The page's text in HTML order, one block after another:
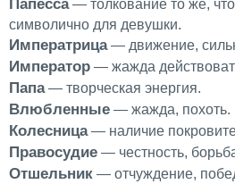
Папесса— толкование то же,
символично для девушки.
Императрица— движение,
Император — жажда
Папа— творческая энергия.
Влюбленные — жажда, похоть.
Колесница— наличие
Правосудие — честность,
Отшельник — отчуждение,